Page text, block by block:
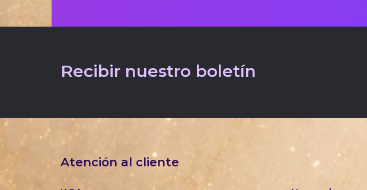
Recibir nuestro boletín
Atención al cliente